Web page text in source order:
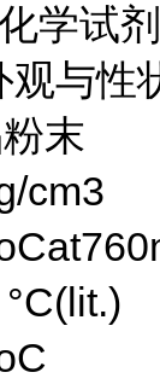
学试
观与性
末
cm3